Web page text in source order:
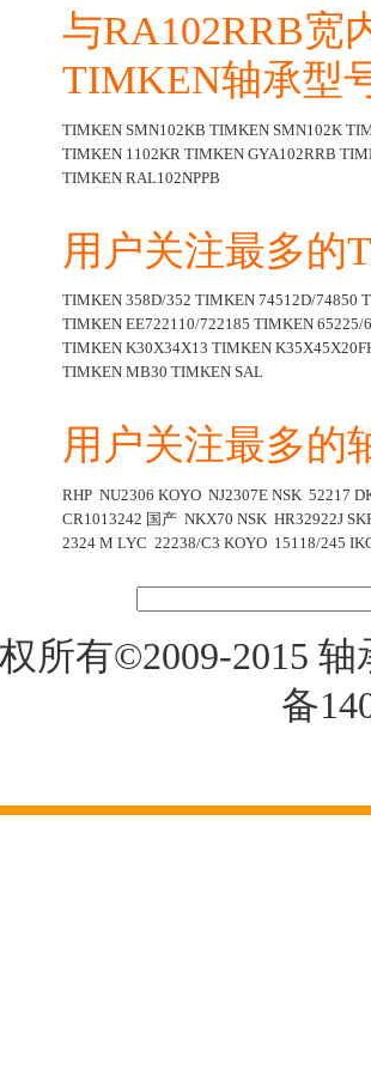
与RA102RRB宽
TIMKEN轴承型
TIMKEN SMN102KB TIMKEN SMN102K
TIMKEN 1102KR TIMKEN GYA102RRB
TIMKEN RAL102NPPB
用户关注最多的
TIMKEN 358D/352 TIMKEN 74512D/74850
TIMKEN EE722110/722185 TIMKEN 65225/
TIMKEN K30X34X13 TIMKEN
TIMKEN MB30 TIMKEN SAL
用户关注最多的
RHP NU2306 KOYO NJ2307E NSK 52217
CR1013242 国产 NKX70 NSK HR32922J
2324 M LYC 22238/C3 KOYO 15118/245
所有©2009-2015 轴
备